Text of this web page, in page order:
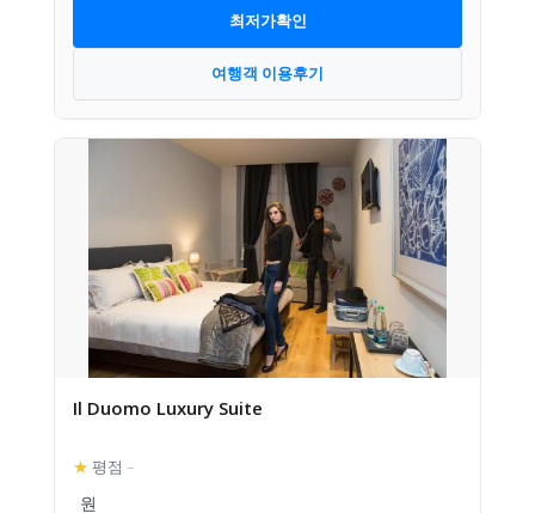
최저가확인
여행객 이용후기
Il Duomo Luxury Suite
★ 평점 –